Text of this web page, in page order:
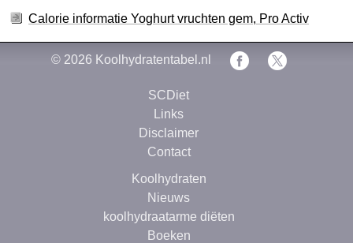
Calorie informatie Yoghurt vruchten gem, Pro Activ
© 2026 Koolhydratentabel.nl
SCDiet
Links
Disclaimer
Contact
Koolhydraten
Nieuws
koolhydraatarme diëten
Boeken